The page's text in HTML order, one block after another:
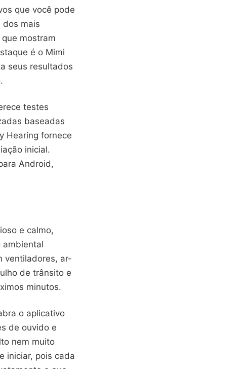
que você pode
dos mais
mostram
é o Mimi
seus resultados
testes
baseadas
Hearing fornece
inicial.
Android,
e calmo,
ambiental
ventiladores, ar-
de trânsito e
minutos.
o aplicativo
de ouvido e
nem muito
iniciar, pois cada